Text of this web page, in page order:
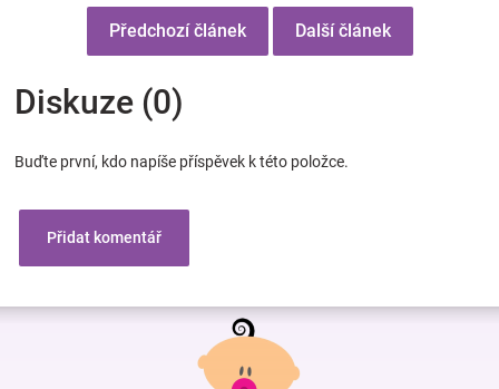
Předchozí článek Další článek
Diskuze (0)
Buďte první, kdo napíše příspěvek k této položce.
Přidat komentář
Z